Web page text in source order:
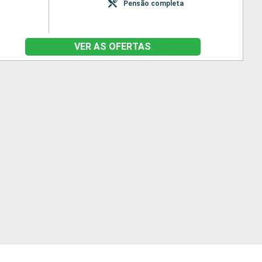
Pensão completa
VER AS OFERTAS